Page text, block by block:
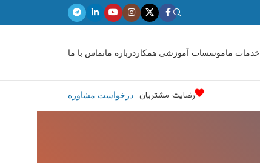
خدمات ماموسسات آموزشی همکار درباره ماتماس با ما
رضایت مشتریان درخواست مشاوره